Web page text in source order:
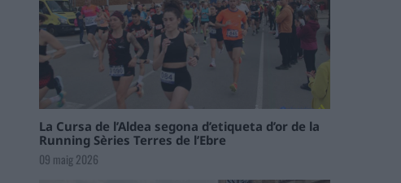
La Cursa de l’Aldea segona d’etiqueta d’or de la
Running Sèries Terres de l’Ebre
09 maig 2026